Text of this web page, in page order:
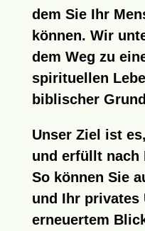
dem Sie Ihr
können. Wir
dem Weg zu
spirituellen
biblischer
Unser Ziel ist
und erfüllt nach
So können Sie
und Ihr privates
erneuertem